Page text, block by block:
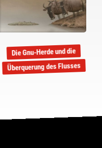
Die Gnu-Herde und die
Überquerung des Flusses